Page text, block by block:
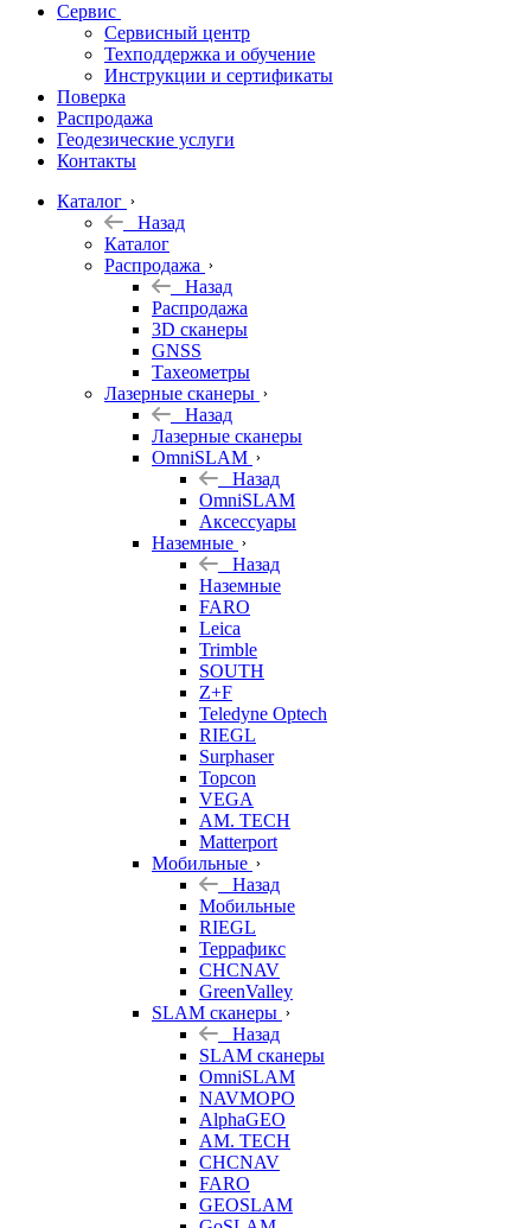
Софт
Георадары
Акции
Гидрография
Подбор
оборудования
по задачам
Архив
Геодезическое
оборудование
Сервис
Сервисный центр
Техподдержка и обучение
Инструкции и сертификаты
Поверка
Распродажа
Геодезические услуги
Контакты
Каталог
Назад
Каталог
Распродажа
Назад
Распродажа
3D сканеры
GNSS
Тахеометры
Лазерные сканеры
Назад
Лазерные сканеры
OmniSLAM
Назад
OmniSLAM
Аксессуары
Наземные
Назад
Наземные
FARO
Leica
Trimble
SOUTH
Z+F
Teledyne Optech
RIEGL
Surphaser
Topcon
VEGA
AM. TECH
Matterport
Мобильные
Назад
Мобильные
RIEGL
Террафикс
CHCNAV
GreenValley
SLAM сканеры
Назад
SLAM сканеры
OmniSLAM
NAVMOPO
AlphaGEO
AM. TECH
CHCNAV
FARO
GEOSLAM